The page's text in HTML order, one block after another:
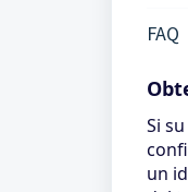
FAQ
Si
un